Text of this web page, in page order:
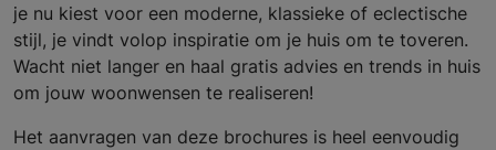
je nu kiest voor een moderne, klassieke of eclectische
stijl, je vindt volop inspiratie om je huis om te toveren.
Wacht niet langer en haal gratis advies en trends in huis
om jouw woonwensen te realiseren!
Het aanvragen van deze brochures is heel eenvoudig